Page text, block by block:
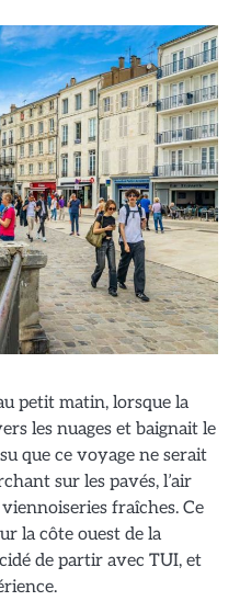
petit matin, lorsque la
les nuages et baignait le
que ce voyage ne serait
sur les pavés, l’air
fraîches. Ce
la côte ouest de la
de partir avec TUI, et